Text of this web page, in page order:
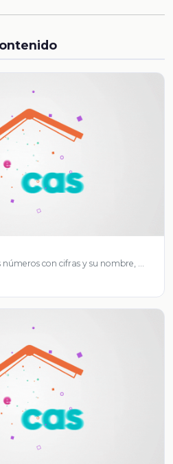
números con cifras y su nombre, …